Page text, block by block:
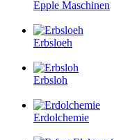
Epple Maschinen
Erbsloeh
Erbsloh
Erdolchemie